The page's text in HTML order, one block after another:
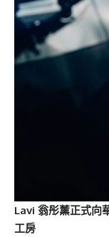
Lavi 翁彤薰正式向
工房